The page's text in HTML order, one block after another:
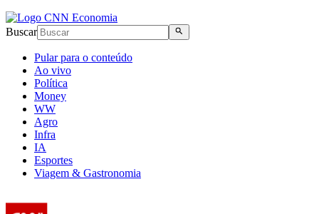
Buscar
Pular para o conteúdo
Ao vivo
Política
Money
WW
Agro
Infra
IA
Esportes
Viagem & Gastronomia